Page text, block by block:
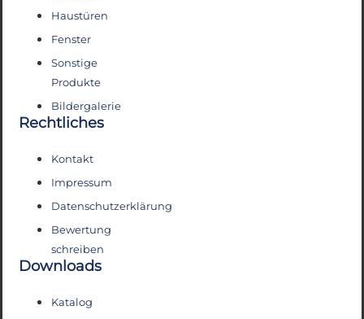
Haustüren
Fenster
Sonstige
Produkte
Bildergalerie
Rechtliches
Kontakt
Impressum
Datenschutzerklärung
Bewertung
schreiben
Downloads
Katalog